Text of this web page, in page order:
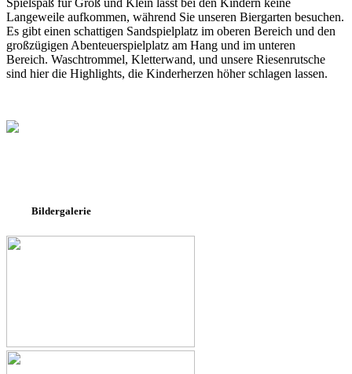
Spielspaß für Groß und Klein lässt bei den Kindern keine
Langeweile aufkommen, während Sie unseren Biergarten besuchen.
Es gibt einen schattigen Sandspielplatz im oberen Bereich und den
großzügigen Abenteuerspielplatz am Hang und im unteren
Bereich. Waschtrommel, Kletterwand, und unsere Riesenrutsche
sind hier die Highlights, die Kinderherzen höher schlagen lassen.
Bildergalerie